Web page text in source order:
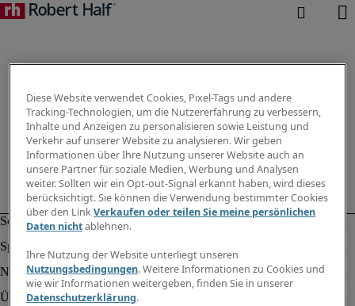
Diese Website verwendet Cookies, Pixel-Tags und andere
Tracking-Technologien, um die Nutzererfahrung zu verbessern,
Inhalte und Anzeigen zu personalisieren sowie Leistung und
Verkehr auf unserer Website zu analysieren. Wir geben
Informationen über Ihre Nutzung unserer Website auch an
unsere Partner für soziale Medien, Werbung und Analysen
weiter. Sollten wir ein Opt-out-Signal erkannt haben, wird dieses
berücksichtigt. Sie können die Verwendung bestimmter Cookies
über den LinkVerkaufen oder teilen Sie meine persönlichen
Daten nichtablehnen.
Ihre Nutzung der Website unterliegt unseren
Nutzungsbedingungen. Weitere Informationen zu Cookies und
wie wir Informationen weitergeben, finden Sie in unserer
Datenschutzerklärung.